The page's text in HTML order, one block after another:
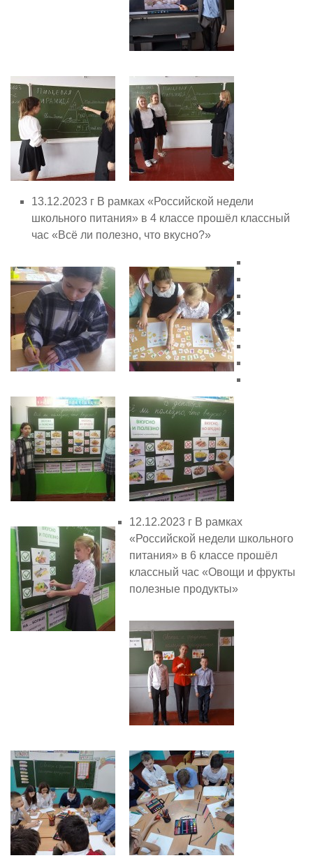
13.12.2023 г В рамках «Российской недели
школьного питания» в 4 классе прошёл классный
час «Всё ли полезно, что вкусно?»
12.12.2023 г В рамках
«Российской недели школьного
питания» в 6 классе прошёл
классный час «Овощи и фрукты
полезные продукты»